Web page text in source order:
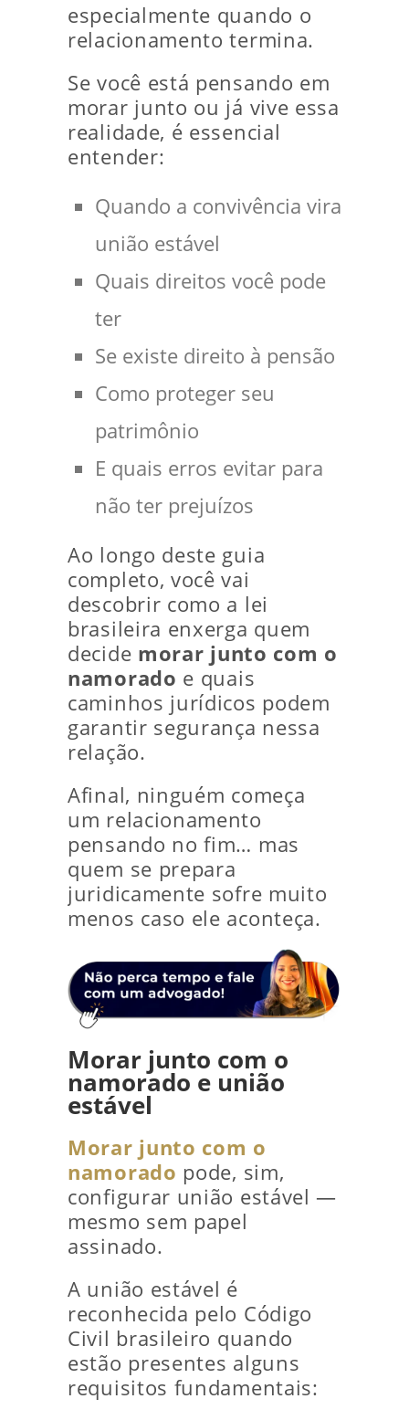
especialmente quando o
relacionamento termina.
Se você está pensando em
morar junto ou já vive essa
realidade, é essencial
entender:
Quando a convivência vira
união estável
Quais direitos você pode
ter
Se existe direito à pensão
Como proteger seu
patrimônio
E quais erros evitar para
não ter prejuízos
Ao longo deste guia
completo, você vai
descobrir como a lei
brasileira enxerga quem
decide morar junto com o
namorado e quais
caminhos jurídicos podem
garantir segurança nessa
relação.
Afinal, ninguém começa
um relacionamento
pensando no fim… mas
quem se prepara
juridicamente sofre muito
menos caso ele aconteça.
Morar junto com o
namorado e união
estável
Morar junto com o
namorado pode, sim,
configurar união estável —
mesmo sem papel
assinado.
A união estável é
reconhecida pelo Código
Civil brasileiro quando
estão presentes alguns
requisitos fundamentais: